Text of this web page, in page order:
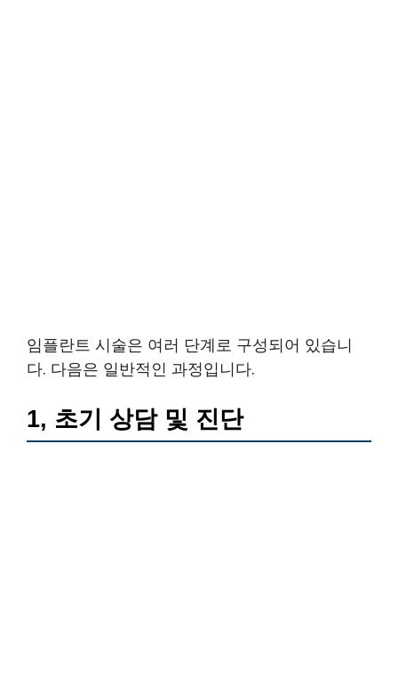
임플란트 시술은 여러 단계로 구성되어 있습니
다. 다음은 일반적인 과정입니다.
1, 초기 상담 및 진단